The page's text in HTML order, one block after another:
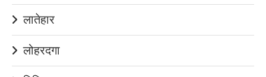
लातेहार
लोहरदगा